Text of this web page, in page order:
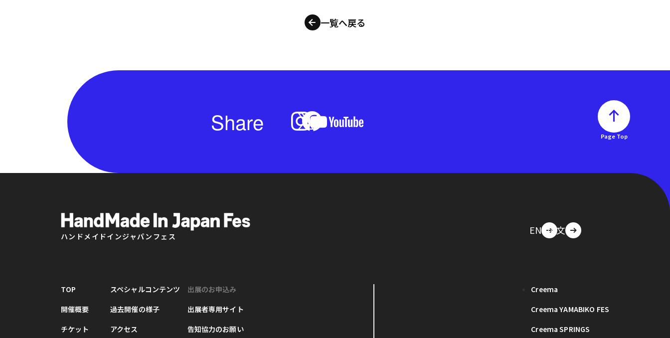
一覧へ戻る
Share
Page Top
ハンドメイドインジャパンフェス
EN 中文
TOP
開催概要
チケット
スペシャルコンテンツ
過去開催の様子
アクセス
出展のお申込み
出展者専用サイト
告知協力のお願い
Creema
Creema YAMABIKO FES
Creema SPRINGS